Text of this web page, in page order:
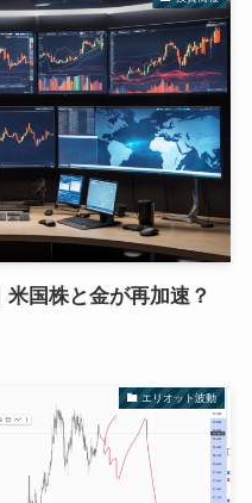
国株と金が再加速？
エリオット波動